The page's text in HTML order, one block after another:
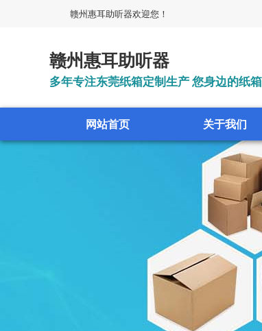
赣州惠耳助听器欢迎您！
赣州惠耳助听器
多年专注东莞纸箱定制生产 您身边的纸
网站首页 关于我们